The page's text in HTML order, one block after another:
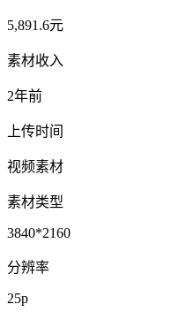
5,891.6元
素材收入
2年前
上传时间
视频素材
素材类型
3840*2160
分辨率
25p